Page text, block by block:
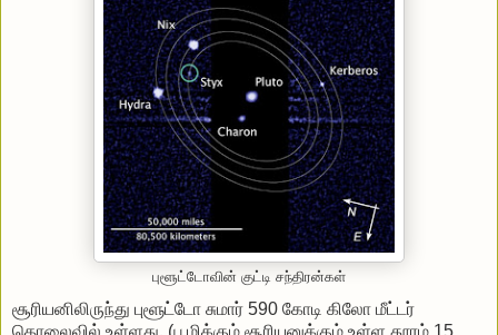
புளூட்டோவின் குட்டி சந்திரன்கள்
சூரியனிலிருந்து புளூட்டோ சுமார் 590 கோடி கிலோ மீட்டர்